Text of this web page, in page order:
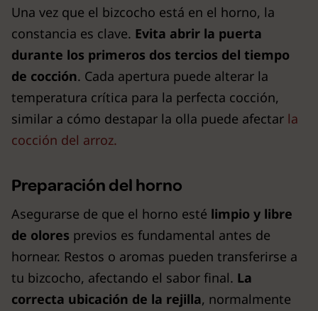
Una vez que el bizcocho está en el horno, la
constancia es clave. Evita abrir la puerta
durante los primeros dos tercios del tiempo
de cocción. Cada apertura puede alterar la
temperatura crítica para la perfecta cocción,
similar a cómo destapar la olla puede afectar la
cocción del arroz.
Preparación del horno
Asegurarse de que el horno esté limpio y libre
de olores previos es fundamental antes de
hornear. Restos o aromas pueden transferirse a
tu bizcocho, afectando el sabor final. La
correcta ubicación de la rejilla, normalmente